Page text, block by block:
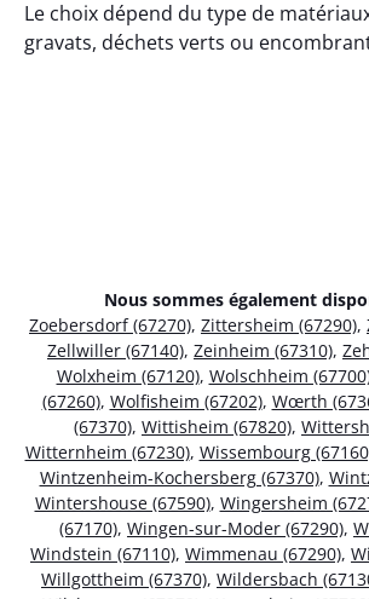
Le choix dépend du type de
gravats, déchets verts ou
Nous sommes également
Zoebersdorf (67270), Zittersheim (67290),
Zellwiller (67140), Zeinheim (67310),
Wolxheim (67120), Wolschheim
(67260), Wolfisheim (67202), Wœrth
(67370), Wittisheim (67820),
Witternheim (67230), Wissembourg
Wintzenheim-Kochersberg (67370),
Wintershouse (67590), Wingersheim
(67170), Wingen-sur-Moder (67290),
Windstein (67110), Wimmenau (67290),
Willgottheim (67370), Wildersbach